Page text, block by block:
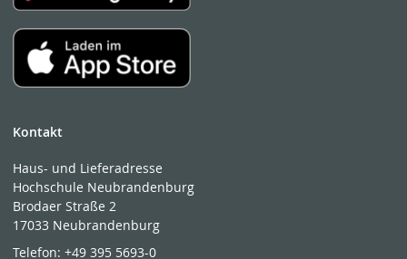
Kontakt
Haus- und Lieferadresse
Hochschule Neubrandenburg
Brodaer Straße 2
17033 Neubrandenburg
Telefon:+49 395 5693-0